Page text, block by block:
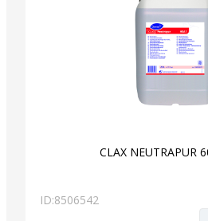
CLAX NEUTRAPUR
ID:8506542